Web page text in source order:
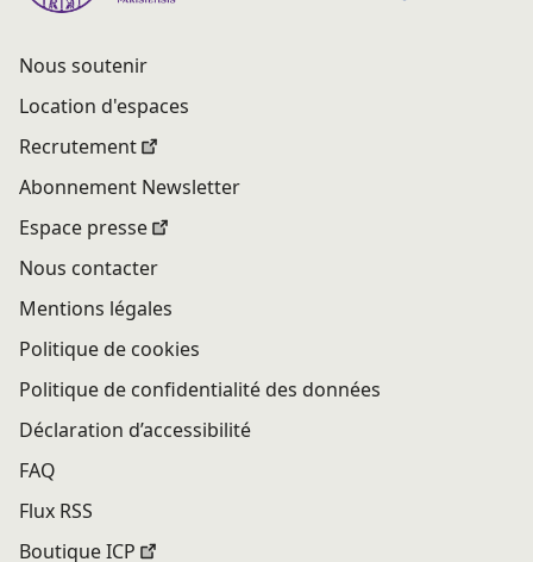
Nous soutenir
Location d'espaces
Recrutement
Abonnement Newsletter
Espace presse
Nous contacter
Mentions légales
Politique de cookies
Politique de confidentialité des données
Déclaration d’accessibilité
FAQ
Flux RSS
Boutique ICP